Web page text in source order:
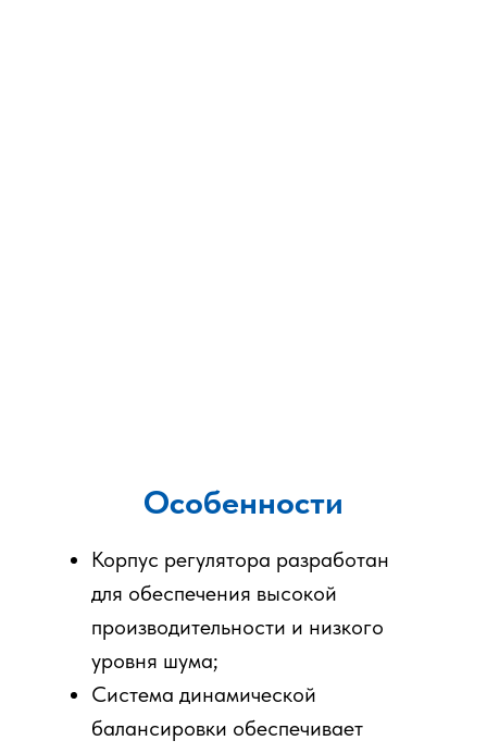
Особенности
Корпус регулятора разработан
для обеспечения высокой
производительности и низкого
уровня шума;
Система динамической
балансировки обеспечивает